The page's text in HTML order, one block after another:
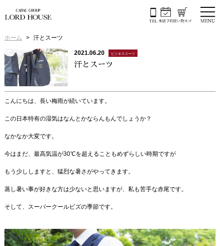
ホーム 汗とスーツ
2021.06.20 ビジネススーツ
汗とスーツ
こんにちは、長い梅雨が続いています。
この日本特有の湿気はなんとかならんもんでしょうか？
なかなか大変です。
今はまだ、最高気温が30℃を超えることもめずらしい時期ですが
もう少ししますと、猛烈な暑さがやってきます。
蒸し暑い事が好きな方は少ないと思いますが、私も苦手な赤尾です。
そして、スーパークールビズの季節です。